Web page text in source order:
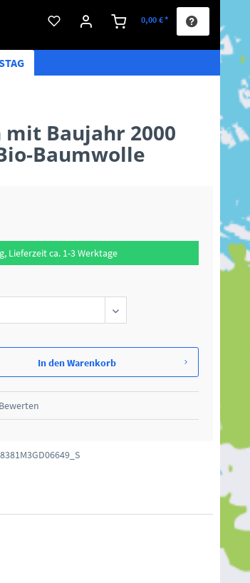
0,00 € *
mit Baujahr 2000
Baumwolle
Lieferzeit ca. 1-3 Werktage
In denWarenkorb
Bewerten